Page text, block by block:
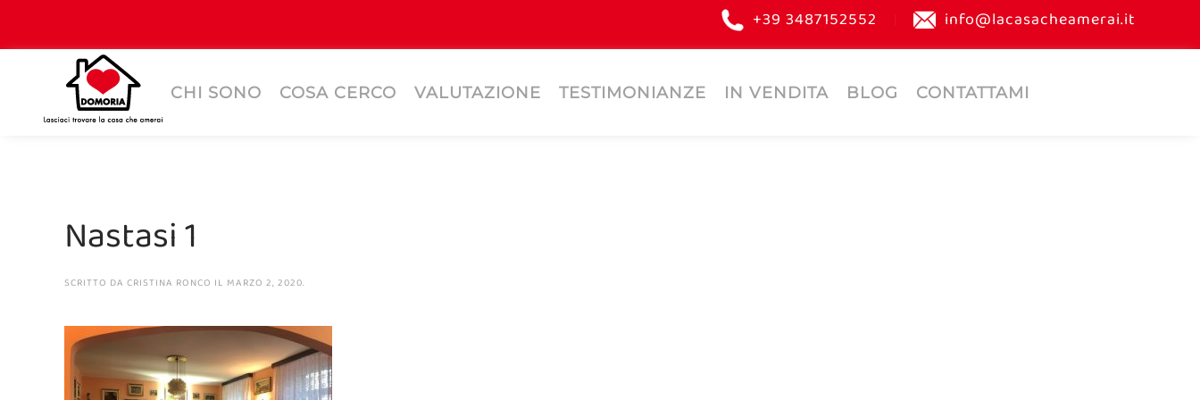
+39 3487152552 info@lacasacheamerai.it
CHI SONO COSA CERCO VALUTAZIONE TESTIMONIANZE IN VENDITA BLOG CONTATTAMI
Nastasi 1
SCRITTO DA CRISTINA RONCO IL MARZO 2, 2020.